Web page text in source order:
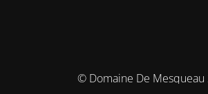
© Domaine De Mesqueau